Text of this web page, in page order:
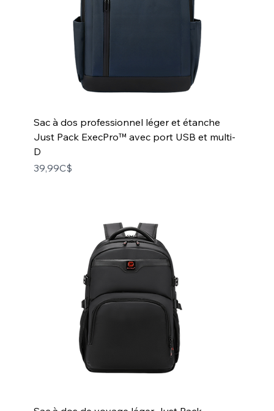
Sac à dos professionnel léger et étanche
Just Pack ExecPro™ avec port USB et multi-
D
Price
39,99C$